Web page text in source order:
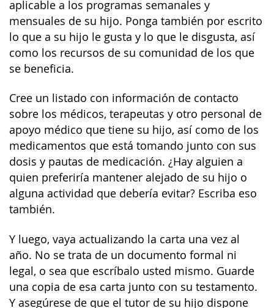
aplicable a los programas semanales y
mensuales de su hijo. Ponga también por escrito
lo que a su hijo le gusta y lo que le disgusta, así
como los recursos de su comunidad de los que
se beneficia.
Cree un listado con información de contacto
sobre los médicos, terapeutas y otro personal de
apoyo médico que tiene su hijo, así como de los
medicamentos que está tomando junto con sus
dosis y pautas de medicación. ¿Hay alguien a
quien preferiría mantener alejado de su hijo o
alguna actividad que debería evitar? Escriba eso
también.
Y luego, vaya actualizando la carta una vez al
año. No se trata de un documento formal ni
legal, o sea que escríbalo usted mismo. Guarde
una copia de esa carta junto con su testamento.
Y asegúrese de que el tutor de su hijo dispone